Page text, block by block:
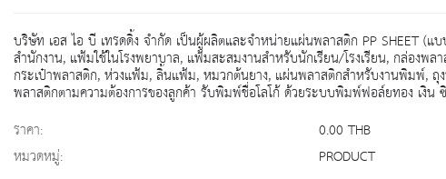
บริษัท เอส ไอ บี เทรดดิ้ง จำกัด เป็นผู้ผลิตและจำหน่ายแผ่นพลาสติก PP SHEET
สำนักงาน, แฟ้มใช้ในโรงพยาบาล, แฟ้มสะสมงานสำหรับนักเรียน/โรงเรียน, กล่อ
กระเป๋าพลาสติก, ห่วงแฟ้ม, ลิ้นแฟ้ม, หมวกต้นยาง, แผ่นพลาสติกสำหรับงานพิมพ์,
พลาสติกตามความต้องการของลูกค้า รับพิมพ์ชื่อโลโก้ ด้วยระบบพิมพ์ฟอล์ยทอง เงิน
ราคา:
0.00 THB
หมวดหมู่:
PRODUCT